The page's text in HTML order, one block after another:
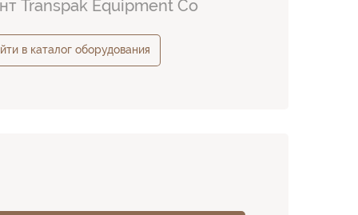
Transpak Equipment Co
в каталог оборудования